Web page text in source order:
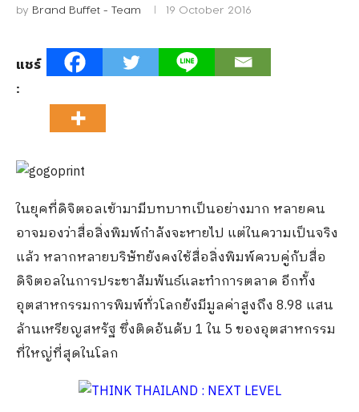
by Brand Buffet - Team 19 October 2016
แชร์
:
ในยุคที่ดิจิตอลเข้ามามีบทบาทเป็นอย่างมาก หลายคน
อาจมองว่าสื่อสิ่งพิมพ์กำลังจะหายไป แต่ในความเป็นจริง
แล้ว หลากหลายบริษัทยังคงใช้สื่อสิ่งพิมพ์ควบคู่กับสื่อ
ดิจิตอลในการประชาสัมพันธ์และทำการตลาด อีกทั้ง
อุตสาหกรรมการพิมพ์ทั่วโลกยังมีมูลค่าสูงถึง 8.98 แสน
ล้านเหรียญสหรัฐ ซึ่งติดอันดับ 1 ใน 5 ของอุตสาหกรรม
ที่ใหญ่ที่สุดในโลก